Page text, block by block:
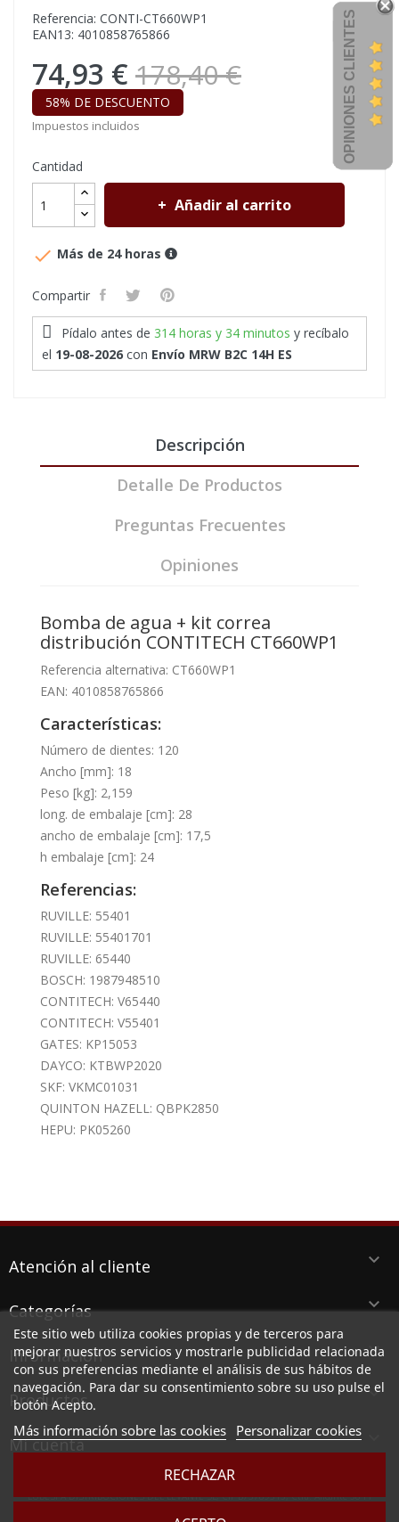
Referencia: CONTI-CT660WP1
EAN13: 4010858765866
74,93 € 178,40 €
58% DE DESCUENTO
Impuestos incluidos
Cantidad
Añadir al carrito
 Más de 24 horas
Compartir
Pídalo antes de 314 horas y 34 minutos y recíbalo
el 19-08-2026 con Envío MRW B2C 14H ES
Descripción
Detalle De Productos
Preguntas Frecuentes
Opiniones
Bomba de agua + kit correa
distribución CONTITECH CT660WP1
Referencia alternativa: CT660WP1
EAN: 4010858765866
Características:
Número de dientes: 120
Ancho [mm]: 18
Peso [kg]: 2,159
long. de embalaje [cm]: 28
ancho de embalaje [cm]: 17,5
h embalaje [cm]: 24
Referencias:
RUVILLE: 55401
RUVILLE: 55401701
RUVILLE: 65440
BOSCH: 1987948510
CONTITECH: V65440
CONTITECH: V55401
GATES: KP15053
DAYCO: KTBWP2020
SKF: VKMC01031
QUINTON HAZELL: QBPK2850
HEPU: PK05260
Atención al cliente keyboard_arrow_down
Categorías keyboard_arrow_down
Información keyboard_arrow_down
Productos keyboard_arrow_down
Mi cuenta
Este sitio web utiliza cookies propias y de terceros para
mejorar nuestros servicios y mostrarle publicidad relacionada
con sus preferencias mediante el análisis de sus hábitos de
navegación. Para dar su consentimiento sobre su uso pulse el
botón Acepto.
Más información sobre las cookies Personalizar cookies
RECHAZAR
OPINIONES CLIENTES
LUBESPA DISTRIBUCIONES DEL LEVANTE SL, CIF B73789513, Ctra. Alicante 38 PI